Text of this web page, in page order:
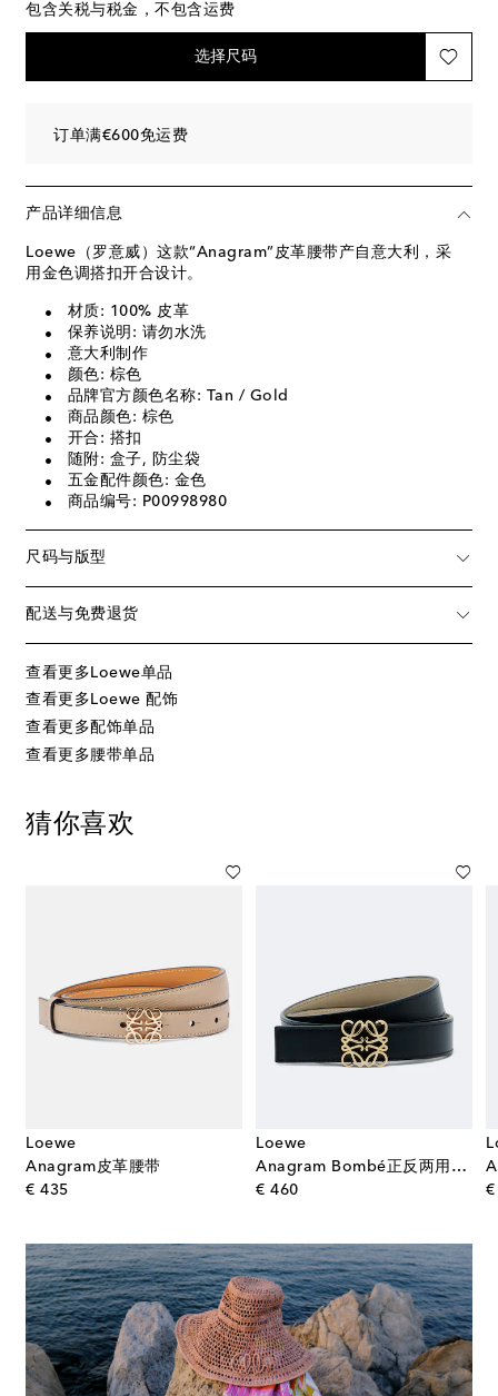
包含关税与税金，不包含运费
选择尺码
订单满€600免运费
产品详细信息
Loewe（罗意威）这款“Anagram”皮革腰带产自意大利，采
用金色调搭扣开合设计。
材质: 100% 皮革
保养说明: 请勿水洗
意大利制作
颜色: 棕色
品牌官方颜色名称: Tan / Gold
商品颜色: 棕色
开合: 搭扣
随附: 盒子, 防尘袋
五金配件颜色: 金色
商品编号: P00998980
尺码与版型
配送与免费退货
查看更多Loewe单品
查看更多Loewe 配饰
查看更多配饰单品
查看更多腰带单品
猜你喜欢
Loewe
Anagram皮革腰带
€ 435original price
Loewe
Anagram Bombé正反两用皮革腰带
€ 460original price
€